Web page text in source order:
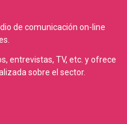
de comunicación on-line
entrevistas, TV, etc. y ofrece
sobre el sector.